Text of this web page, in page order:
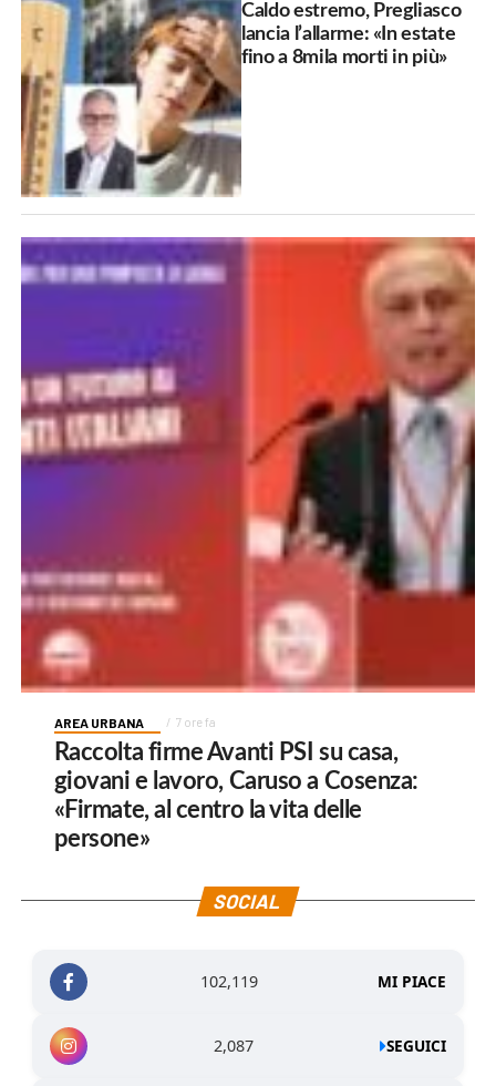
Caldo estremo, Pregliasco
lancia l’allarme: «In estate
fino a 8mila morti in più»
AREA URBANA 7 ore fa
Raccolta firme Avanti PSI su casa,
giovani e lavoro, Caruso a Cosenza:
«Firmate, al centro la vita delle
persone»
SOCIAL
102,119 MI PIACE
2,087 SEGUICI